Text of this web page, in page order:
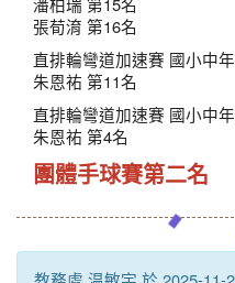
張荀淯 第16名
直排輪彎道加速賽 國小中
朱恩祐 第11名
直排輪彎道加速賽 國小中
朱恩祐 第4名
團體手球賽第二名